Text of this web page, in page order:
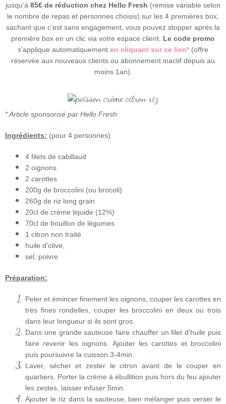
jusqu'à 85€ de réduction chez Hello Fresh (remise variable selon
le nombre de repas et personnes choisis) sur les 4 premières box,
sachant que c'est sans engagement, vous pouvez stopper après la
première box en un clic via votre espace client. Le code promo
s'applique automatiquement en cliquant sur ce lien* (offre
réservée aux nouveaux clients ou abonnement inactif depuis au
moins 1an).
* Article sponsorisé par Hello Fresh
Ingrédients: (pour 4 personnes)
4 filets de cabillaud
2 oignons
2 carottes
200g de broccolini (ou brocoli)
260g de riz long grain
20cl de crème liquide (12%)
70cl de bouillon de légumes
1 citron non traité
huile d'olive,
sel, poivre
Préparation:
Peler et émincer finement les oignons, couper les carottes en
très fines rondelles, couper les broccolini en deux ou trois
dans leur longueur si ils sont gros.
Dans une grande sauteuse faire chauffer un filet d'huile puis
faire revenir les oignons. Ajouter les carottes et broccolini
puis poursuivre la cuisson 3-4min.
Laver, sécher et zester le citron avant de le couper en
quartiers. Porter la crème à ébullition puis hors du feu ajouter
les zestes, laisser infuser 5min.
Ajouter le riz dans la sauteuse, bien mélanger puis verser le